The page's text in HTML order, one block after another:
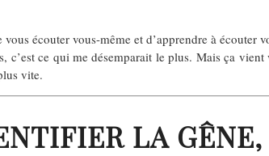
écouter vous-même et d’apprendre à écouter
c’est ce qui me désemparait le plus. Mais ça
vite.
LA